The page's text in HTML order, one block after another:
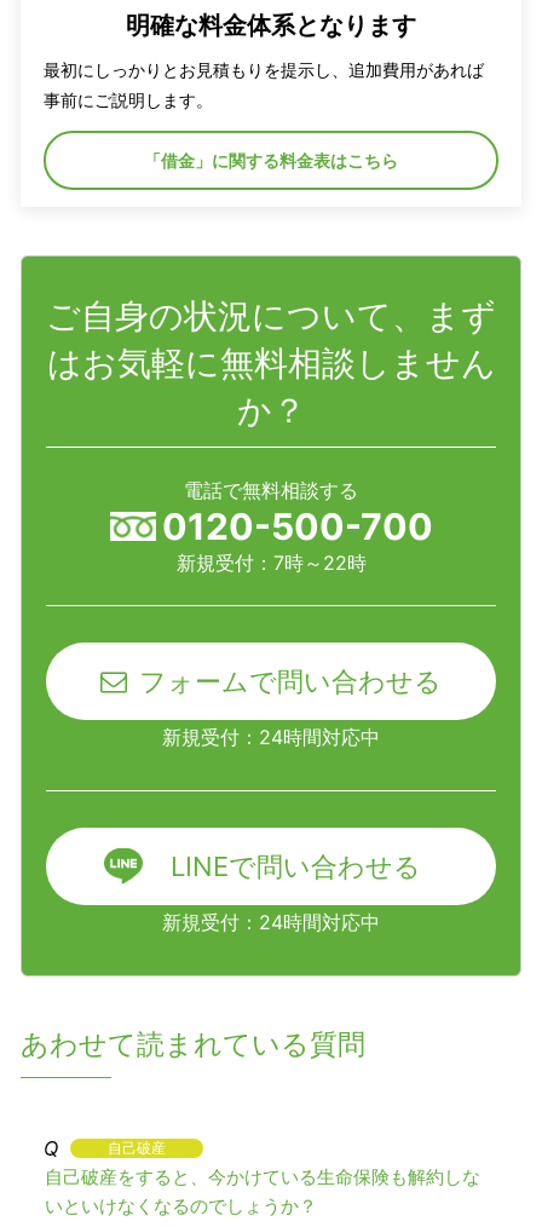
明確な料金体系となります
最初にしっかりとお見積もりを提示し、追加費用があれば
事前にご説明します。
「借金」に関する料金表はこちら
ご自身の状況について、まず
はお気軽に無料相談しません
か？
電話で無料相談する
0120-500-700
新規受付：7時～22時
フォームで問い合わせる
新規受付：24時間対応中
LINEで問い合わせる
新規受付：24時間対応中
あわせて読まれている質問
自己破産
自己破産をすると、今かけている生命保険も解約しな
いといけなくなるのでしょうか？